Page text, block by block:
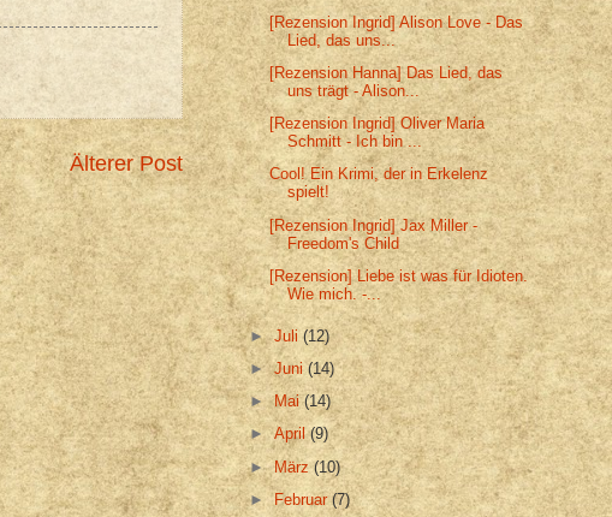
Älterer Post
[Rezension Ingrid] Alison Love - Das
Lied, das uns...
[Rezension Hanna] Das Lied, das
uns trägt - Alison...
[Rezension Ingrid] Oliver Maria
Schmitt - Ich bin ...
Cool! Ein Krimi, der in Erkelenz
spielt!
[Rezension Ingrid] Jax Miller -
Freedom's Child
[Rezension] Liebe ist was für Idioten.
Wie mich. -...
►Juli(12)
►Juni(14)
►Mai(14)
►April(9)
►März(10)
►Februar(7)